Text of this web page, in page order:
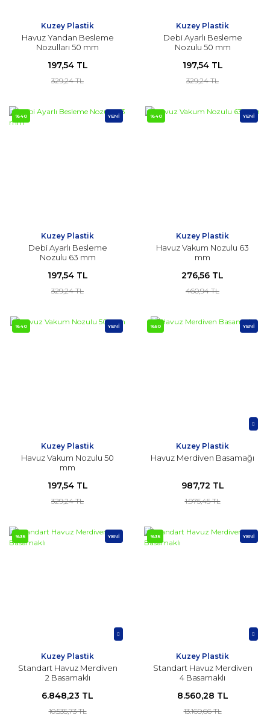
Kuzey Plastik
Havuz Yandan Besleme
Nozulları 50 mm
197,54 TL
329,24 TL
Kuzey Plastik
Debi Ayarlı Besleme
Nozulu 50 mm
197,54 TL
329,24 TL
%40 YENİ
Kuzey Plastik
Debi Ayarlı Besleme
Nozulu 63 mm
197,54 TL
329,24 TL
%40 YENİ
Kuzey Plastik
Havuz Vakum Nozulu 63
mm
276,56 TL
460,94 TL
%40 YENİ
Kuzey Plastik
Havuz Vakum Nozulu 50
mm
197,54 TL
329,24 TL
%50 YENİ
Kuzey Plastik
Havuz Merdiven Basamağı
987,72 TL
1.975,45 TL
%35 YENİ
Kuzey Plastik
Standart Havuz Merdiven
2 Basamaklı
6.848,23 TL
10.535,73 TL
%35 YENİ
Kuzey Plastik
Standart Havuz Merdiven
4 Basamaklı
8.560,28 TL
13.169,66 TL